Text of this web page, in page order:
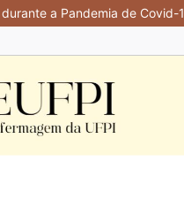
a Pandemia de